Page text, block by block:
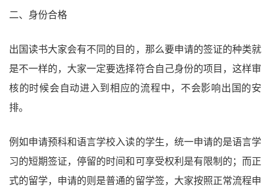
二、身份合格
出国读书大家会有不同的目的，那么要申请的签证的种类就
是不一样的，大家一定要选择符合自己身份的项目，这样审
核的时候会自动进入到相应的流程中，不会影响出国的安
排。
例如申请预科和语言学校入读的学生，统一申请的是语言学
习的短期签证，停留的时间和可享受权利是有限制的；而正
式的留学，申请的则是普通的留学签，大家按照正常流程申